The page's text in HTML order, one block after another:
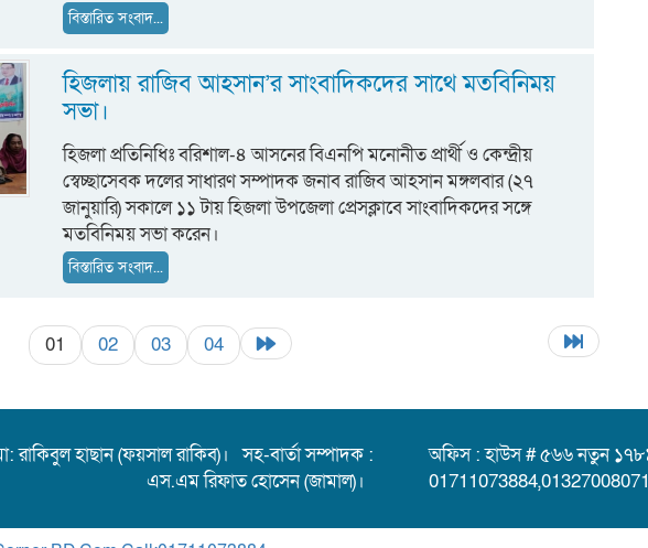
বিস্তারিত সংবাদ...
হিজলায় রাজিব আহসান’র সাংবাদিকদের সাথে মতবিনিময়
সভা।
হিজলা প্রতিনিধিঃ বরিশাল-৪ আসনের বিএনপি মনোনীত প্রার্থী ও কেন্দ্রীয়
স্বেচ্ছাসেবক দলের সাধারণ সম্পাদক জনাব রাজিব আহসান মঙ্গলবার (২৭
জানুয়ারি) সকালে ১১ টায় হিজলা উপজেলা প্রেসক্লাবে সাংবাদিকদের সঙ্গে
মতবিনিময় সভা করেন।
বিস্তারিত সংবাদ...
01 02 03 04
হাছান (ফয়সাল রাকিব)। সহ-বার্তা সম্পাদক :
এস.এম রিফাত হোসেন (জামাল)।
অফিস : হাউস # ৫৬৬ নতুন